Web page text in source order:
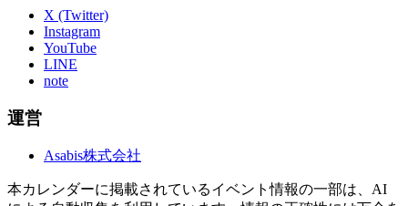
X (Twitter)
Instagram
YouTube
LINE
note
運営
Asabis株式会社
本カレンダーに掲載されているイベント情報の一部は、AI